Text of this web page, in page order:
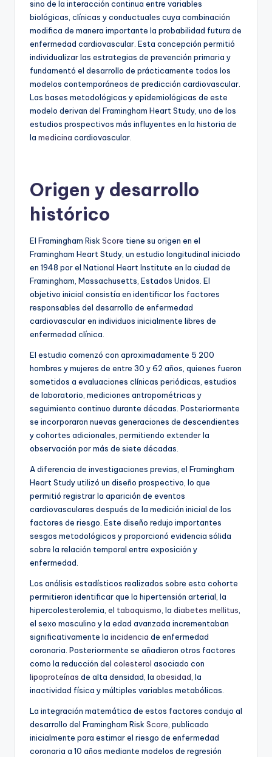
sino de la interacción continua entre variables
biológicas, clínicas y conductuales cuya combinación
modifica de manera importante la probabilidad futura de
enfermedad cardiovascular. Esta concepción permitió
individualizar las estrategias de prevención primaria y
fundamentó el desarrollo de prácticamente todos los
modelos contemporáneos de predicción cardiovascular.
Las bases metodológicas y epidemiológicas de este
modelo derivan del Framingham Heart Study, uno de los
estudios prospectivos más influyentes en la historia de
la medicina cardiovascular.
Origen y desarrollo
histórico
El Framingham Risk Score tiene su origen en el
Framingham Heart Study, un estudio longitudinal iniciado
en 1948 por el National Heart Institute en la ciudad de
Framingham, Massachusetts, Estados Unidos. El
objetivo inicial consistía en identificar los factores
responsables del desarrollo de enfermedad
cardiovascular en individuos inicialmente libres de
enfermedad clínica.
El estudio comenzó con aproximadamente 5 200
hombres y mujeres de entre 30 y 62 años, quienes fueron
sometidos a evaluaciones clínicas periódicas, estudios
de laboratorio, mediciones antropométricas y
seguimiento continuo durante décadas. Posteriormente
se incorporaron nuevas generaciones de descendientes
y cohortes adicionales, permitiendo extender la
observación por más de siete décadas.
A diferencia de investigaciones previas, el Framingham
Heart Study utilizó un diseño prospectivo, lo que
permitió registrar la aparición de eventos
cardiovasculares después de la medición inicial de los
factores de riesgo. Este diseño redujo importantes
sesgos metodológicos y proporcionó evidencia sólida
sobre la relación temporal entre exposición y
enfermedad.
Los análisis estadísticos realizados sobre esta cohorte
permitieron identificar que la hipertensión arterial, la
hipercolesterolemia, el tabaquismo , la diabetes mellitus
el sexo masculino y la edad avanzada incrementaban
significativamente la incidencia de enfermedad
coronaria. Posteriormente se añadieron otros factores
como la reducción del colesterol asociado con
lipoproteínas de alta densidad, la obesidad , la
inactividad física y múltiples variables metabólicas.
La integración matemática de estos factores condujo al
desarrollo del Framingham Risk Score , publicado
inicialmente para estimar el riesgo de enfermedad
coronaria a 10 años mediante modelos de regresión